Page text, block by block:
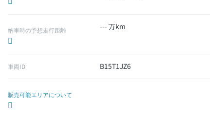
納車時の予想走行距離 --- 万km
車両ID B15T1JZ6
販売可能エリアについて